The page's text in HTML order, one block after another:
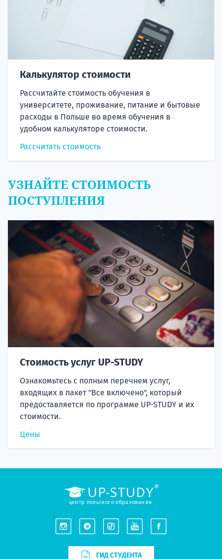
Калькулятор стоимости
Рассчитайте стоимость обучения в
университете, проживание, питание и бытовые
расходы в Польше во время обучения в
удобном калькуляторе стоимости.
Рассчитать стоимость
УЗНАЙТЕ СТОИМОСТЬ
ПОСТУПЛЕНИЯ
Стоимость услуг UP-STUDY
Ознакомьтесь с полным перечнем услуг,
входящих в пакет "Все включено", который
предоставляется по программе UP-STUDY и их
стоимости.
Цены
центр польского образования
ГИД СТУДЕНТА